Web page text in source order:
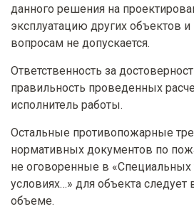
данного решения на
эксплуатацию других объектов
вопросам не допускается.
Ответственность за
правильность проведенных
исполнитель работы.
Остальные противопожарные
нормативных документов по
не оговоренные в «Специальных
условиях…» для объекта
объеме.